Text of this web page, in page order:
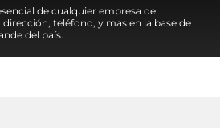
de cualquier empresa de
teléfono, y mas en la base de
del país.